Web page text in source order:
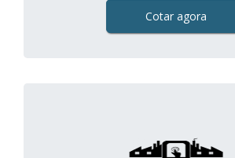
Cotar agora